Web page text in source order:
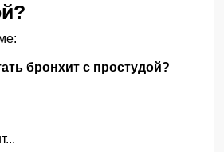
бронхит с простудой?